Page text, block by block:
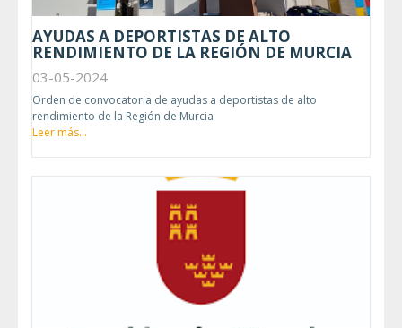
AYUDAS A DEPORTISTAS DE ALTO
RENDIMIENTO DE LA REGIÓN DE MURCIA
03-05-2024
Orden de convocatoria de ayudas a deportistas de alto
rendimiento de la Región de Murcia
Leer más...